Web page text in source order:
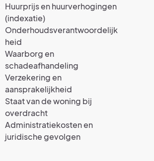
Huurprijs en huurverhogingen
(indexatie)
Onderhoudsverantwoordelijk
heid
Waarborg en
schadeafhandeling
Verzekering en
aansprakelijkheid
Staat van de woning bij
overdracht
Administratiekosten en
juridische gevolgen